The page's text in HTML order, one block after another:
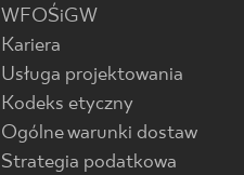
WFOŚiGW
Kariera
Usługa projektowania
Kodeks etyczny
Ogólne warunki dostaw
Strategia podatkowa